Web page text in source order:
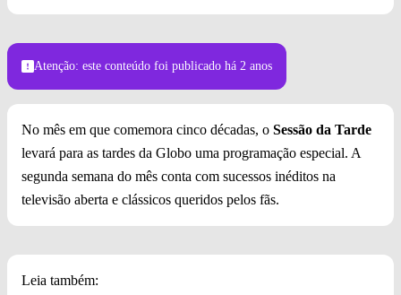
Atenção: este conteúdo foi publicado há 2 anos
No mês em que comemora cinco décadas, o Sessão da Tarde
levará para as tardes da Globo uma programação especial. A
segunda semana do mês conta com sucessos inéditos na
televisão aberta e clássicos queridos pelos fãs.
Leia também: